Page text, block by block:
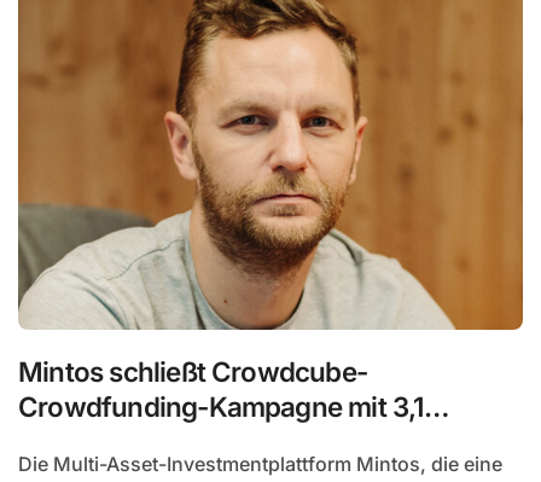
Mintos schließt Crowdcube-
Crowdfunding-Kampagne mit 3,1
Die Multi-Asset-Investmentplattform Mintos, die eine